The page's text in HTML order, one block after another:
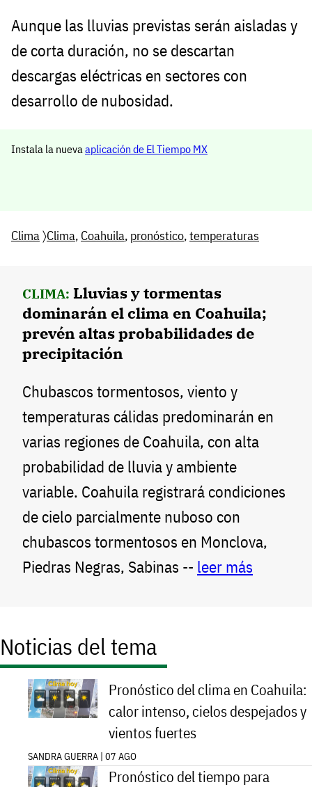
Aunque las lluvias previstas serán aisladas y
de corta duración, no se descartan
descargas eléctricas en sectores con
desarrollo de nubosidad.
Instala la nuevaaplicación de El Tiempo MX
Clima〉Clima, Coahuila, pronóstico,temperaturas
CLIMA: Lluvias y tormentas
dominarán el clima en Coahuila;
prevén altas probabilidades de
precipitación
Chubascos tormentosos, viento y
temperaturas cálidas predominarán en
varias regiones de Coahuila, con alta
probabilidad de lluvia y ambiente
variable. Coahuila registrará condiciones
de cielo parcialmente nuboso con
chubascos tormentosos en Monclova,
Piedras Negras, Sabinas -- leer más
Noticias del tema
Pronóstico del clima en Coahuila:
calor intenso, cielos despejados y
vientos fuertes
SANDRA GUERRA | 07 AGO
Pronóstico del tiempo para